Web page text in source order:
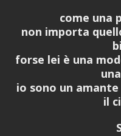
come una
non importa
forse lei è una
io sono un
il